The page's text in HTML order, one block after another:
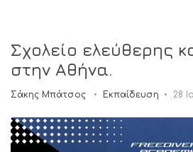
Σχολείο ελεύθερης
στην Αθήνα.
Σάκης Μπάτσος Εκπαίδευση 28